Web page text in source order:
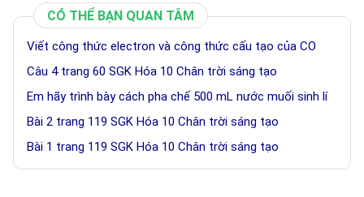
CÓ THỂ BẠN QUAN TÂM
Viết công thức electron và công thức cấu tạo của CO
Câu 4 trang 60 SGK Hóa 10 Chân trời sáng tạo
Em hãy trình bày cách pha chế 500 mL nước muối sinh lí
Bài 2 trang 119 SGK Hóa 10 Chân trời sáng tạo
Bài 1 trang 119 SGK Hóa 10 Chân trời sáng tạo